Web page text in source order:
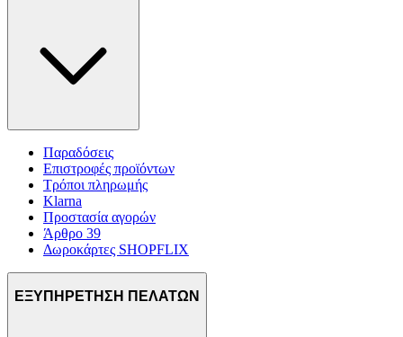
Παραδόσεις
Επιστροφές προϊόντων
Τρόποι πληρωμής
Klarna
Προστασία αγορών
Άρθρο 39
Δωροκάρτες SHOPFLIX
ΕΞΥΠΗΡΕΤΗΣΗ ΠΕΛΑΤΩΝ